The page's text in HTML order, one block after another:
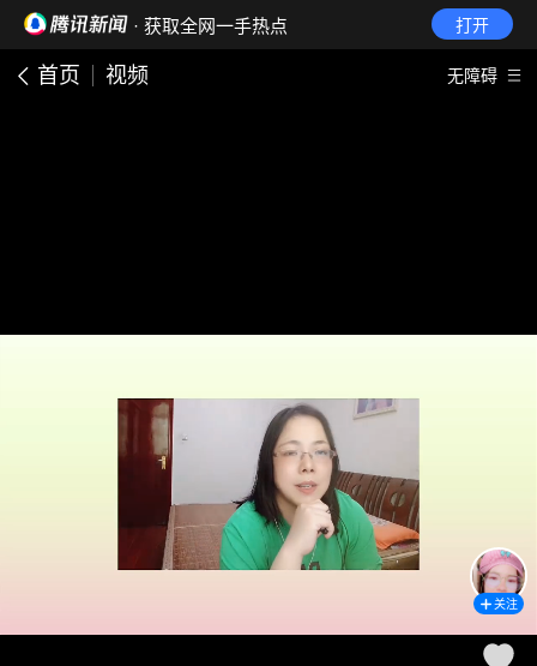
· 获取全网一手热点 打开
首页 视频 无障碍
关注